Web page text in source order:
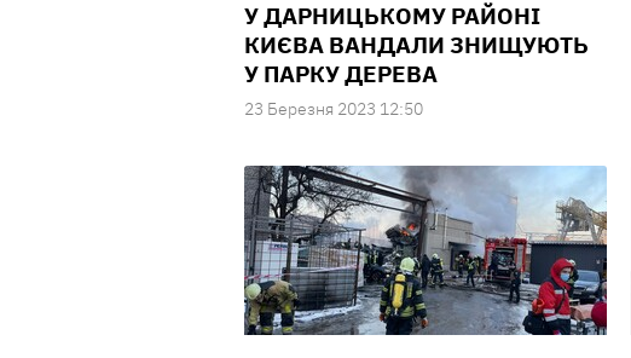
У ДАРНИЦЬКОМУ РАЙОНІ
КИЄВА ВАНДАЛИ ЗНИЩУЮТЬ
У ПАРКУ ДЕРЕВА
23 Березня 2023 12:50